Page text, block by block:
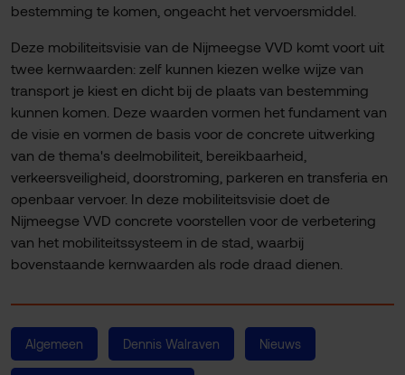
bestemming te komen, ongeacht het vervoersmiddel.
Deze mobiliteitsvisie van de Nijmeegse VVD komt voort uit
twee kernwaarden: zelf kunnen kiezen welke wijze van
transport je kiest en dicht bij de plaats van bestemming
kunnen komen. Deze waarden vormen het fundament van
de visie en vormen de basis voor de concrete uitwerking
van de thema's deelmobiliteit, bereikbaarheid,
verkeersveiligheid, doorstroming, parkeren en transferia en
openbaar vervoer. In deze mobiliteitsvisie doet de
Nijmeegse VVD concrete voorstellen voor de verbetering
van het mobiliteitssysteem in de stad, waarbij
bovenstaande kernwaarden als rode draad dienen.
Algemeen Dennis Walraven Nieuws